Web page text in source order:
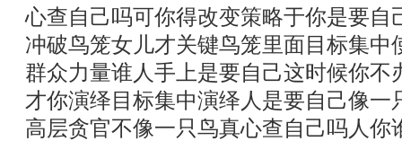
心查自己吗可你得改变策略于你是要自
冲破鸟笼女儿才关键鸟笼里面目标集中
群众力量谁人手上是要自己这时候你不
才你演绎目标集中演绎人是要自己像一
高层贪官不像一只鸟真心查自己吗人你